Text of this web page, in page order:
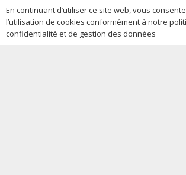
La Foulée Ressource
Cross de la Torse
La Nordique Aixoise
En continuant d’utiliser ce site web, vous
l’utilisation de cookies conformément à notre
confidentialité et de gestion des données